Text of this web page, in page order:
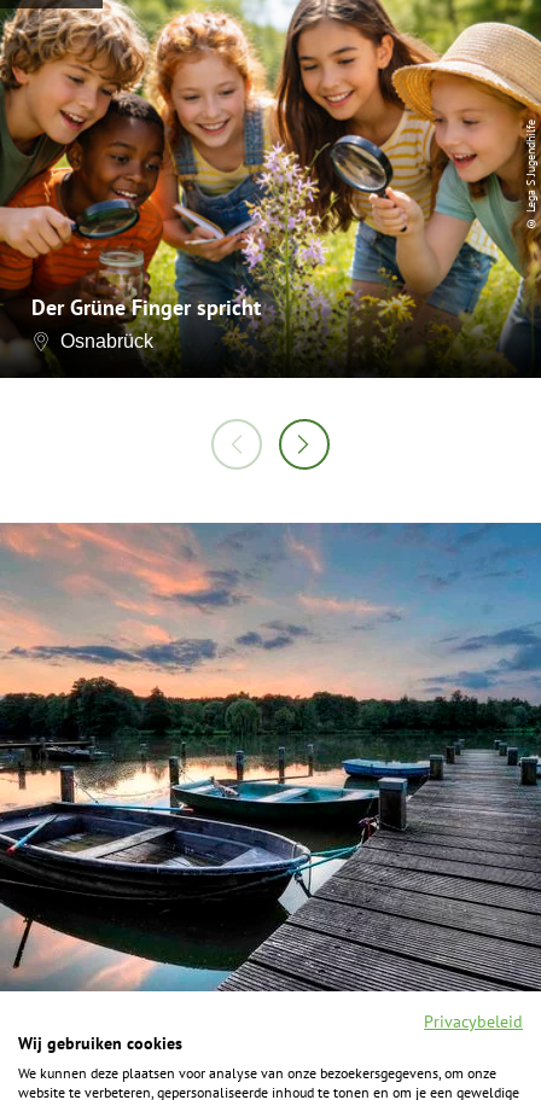
Der Grüne Finger spricht
Osnabrück
© Lega S Jugendhilfe
F I Y P
Privacybeleid
Wij gebruiken cookies
We kunnen deze plaatsen voor analyse van onze bezoekersgegevens, om onze
website te verbeteren, gepersonaliseerde inhoud te tonen en om je een geweldige